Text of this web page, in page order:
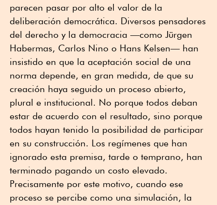
parecen pasar por alto el valor de la
deliberación democrática. Diversos pensadores
del derecho y la democracia —como Jürgen
Habermas, Carlos Nino o Hans Kelsen— han
insistido en que la aceptación social de una
norma depende, en gran medida, de que su
creación haya seguido un proceso abierto,
plural e institucional. No porque todos deban
estar de acuerdo con el resultado, sino porque
todos hayan tenido la posibilidad de participar
en su construcción. Los regímenes que han
ignorado esta premisa, tarde o temprano, han
terminado pagando un costo elevado.
Precisamente por este motivo, cuando ese
proceso se percibe como una simulación, la